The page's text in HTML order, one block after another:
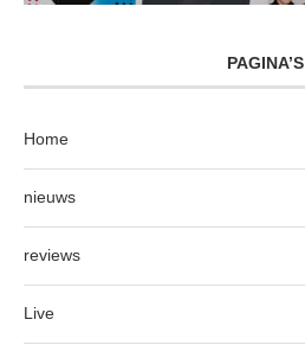
PAGINA’S
Home
nieuws
reviews
Live